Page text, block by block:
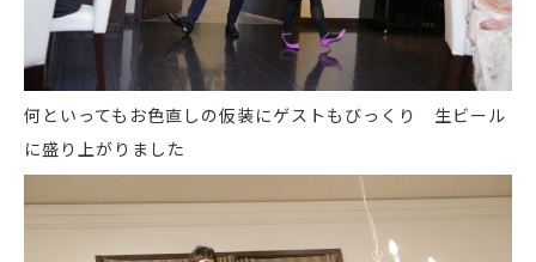
何といってもお色直しの仮装にゲストもびっくり
生ビール
に盛り上がりました